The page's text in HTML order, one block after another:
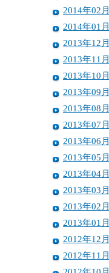
2014年02月
2014年01月
2013年12月
2013年11月
2013年10月
2013年09月
2013年08月
2013年07月
2013年06月
2013年05月
2013年04月
2013年03月
2013年02月
2013年01月
2012年12月
2012年11月